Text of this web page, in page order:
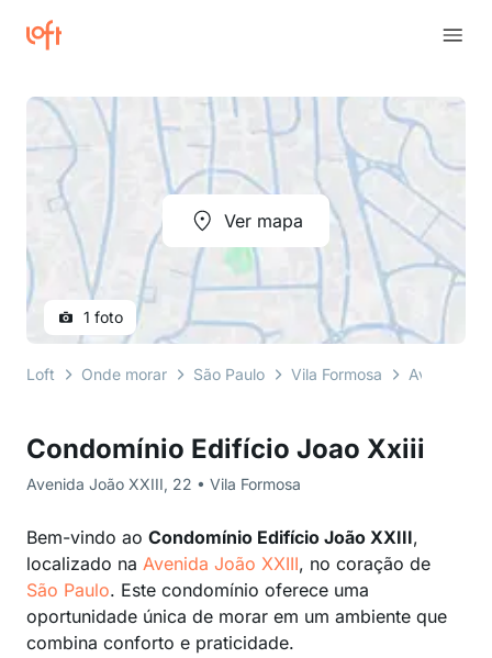
Condomínio Edifício Joao Xxiii
Avenida João XXIII, 22 • Vila Formosa
Bem-vindo ao Condomínio Edifício João XXIII,
localizado na Avenida João XXIII, no coração de
São Paulo. Este condomínio oferece uma
oportunidade única de morar em um ambiente que
combina conforto e praticidade.
Ver mapa
1 foto
Loft Onde morar São Paulo Vila Formosa Avenida